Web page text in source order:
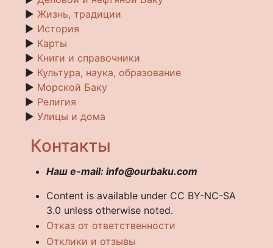
► Жизнь, традиции
► История
► Карты
► Книги и справочники
► Культура, наука, образование
► Морской Баку
► Религия
► Улицы и дома
Контакты
Наш e-mail: info@ourbaku.com
Content is available under CC BY-NC-SA
3.0 unless otherwise noted.
Отказ от ответственности
Отклики и отзывы